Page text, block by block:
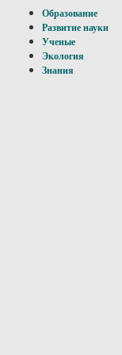
Образование
Развитие науки
Ученые
Экология
Знания